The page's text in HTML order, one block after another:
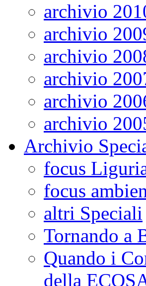
archivio
archivio
archivio
archivio
archivio
archivio
Archivio
focus
focus
altri Speciali
Tornando a
Quando i
della